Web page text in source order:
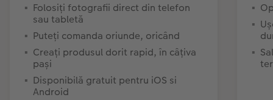
Folosiți fotografii direct din telefon
sau tabletă
Puteți comanda oriunde, oricând
Creați produsul dorit rapid, în câțiva
pași
Disponibilă gratuit pentru iOS si
Android